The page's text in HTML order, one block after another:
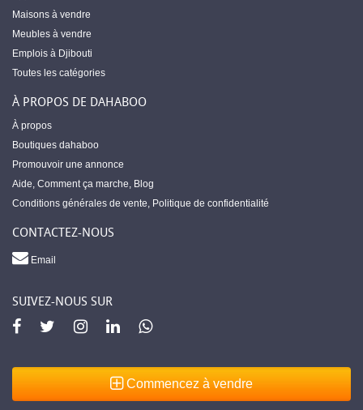
Maisons à vendre
Meubles à vendre
Emplois à Djibouti
Toutes les catégories
À PROPOS DE DAHABOO
À propos
Boutiques dahaboo
Promouvoir une annonce
Aide, Comment ça marche, Blog
Conditions générales de vente, Politique de confidentialité
CONTACTEZ-NOUS
Email
SUIVEZ-NOUS SUR
Commencez à vendre